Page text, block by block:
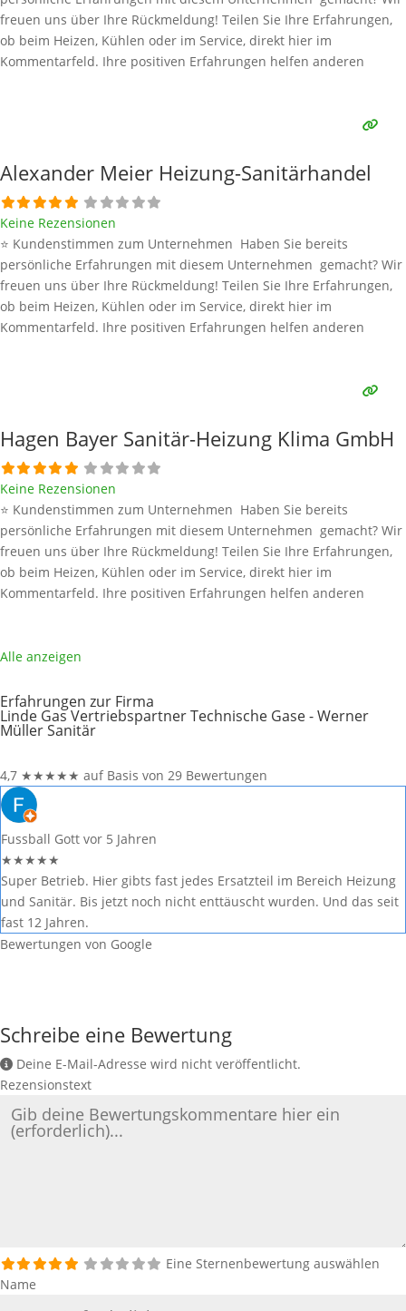
freuen uns über Ihre Rückmeldung! Teilen Sie Ihre Erfahrungen,
ob beim Heizen, Kühlen oder im Service, direkt hier im
Kommentarfeld. Ihre positiven Erfahrungen helfen anderen
Alexander Meier Heizung-Sanitärhandel
Keine Rezensionen
⭐ Kundenstimmen zum Unternehmen Haben Sie bereits
persönliche Erfahrungen mit diesem Unternehmen gemacht? Wir
freuen uns über Ihre Rückmeldung! Teilen Sie Ihre Erfahrungen,
ob beim Heizen, Kühlen oder im Service, direkt hier im
Kommentarfeld. Ihre positiven Erfahrungen helfen anderen
Hagen Bayer Sanitär-Heizung Klima GmbH
Keine Rezensionen
⭐ Kundenstimmen zum Unternehmen Haben Sie bereits
persönliche Erfahrungen mit diesem Unternehmen gemacht? Wir
freuen uns über Ihre Rückmeldung! Teilen Sie Ihre Erfahrungen,
ob beim Heizen, Kühlen oder im Service, direkt hier im
Kommentarfeld. Ihre positiven Erfahrungen helfen anderen
und bleibenWeiterlesen …
Alle anzeigen
Erfahrungen zur Firma
Linde Gas Vertriebspartner Technische Gase - Werner
Müller Sanitär
4,7 ★★★★★ auf Basis von 29 Bewertungen
Fussball Gott vor 5 Jahren
★★★★★
Super Betrieb. Hier gibts fast jedes Ersatzteil im Bereich Heizung
und Sanitär. Bis jetzt noch nicht enttäuscht wurden. Und das seit
fast 12 Jahren.
Bewertungen von Google
Schreibe eine Bewertung
Deine E-Mail-Adresse wird nicht veröffentlicht.
Rezensionstext
Eine Sternenbewertung auswählen
Name